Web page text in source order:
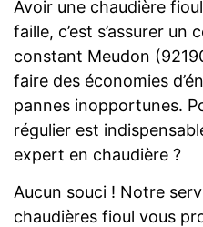
Avoir une chaudière
faille, c’est s’assurer
constant Meudon
faire des économies
pannes inopportunes.
régulier est
expert en chaudière ?
Aucun souci ! Notre
chaudières fioul vous